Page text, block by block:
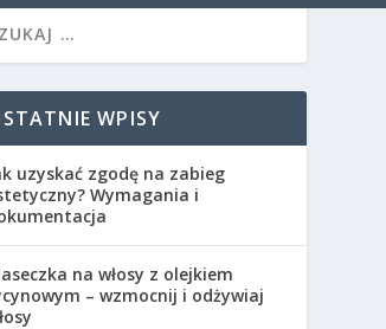
WPISY
uzyskać zgodę na zabieg
Wymagania i
na włosy z olejkiem
– wzmocnij i odżywiaj